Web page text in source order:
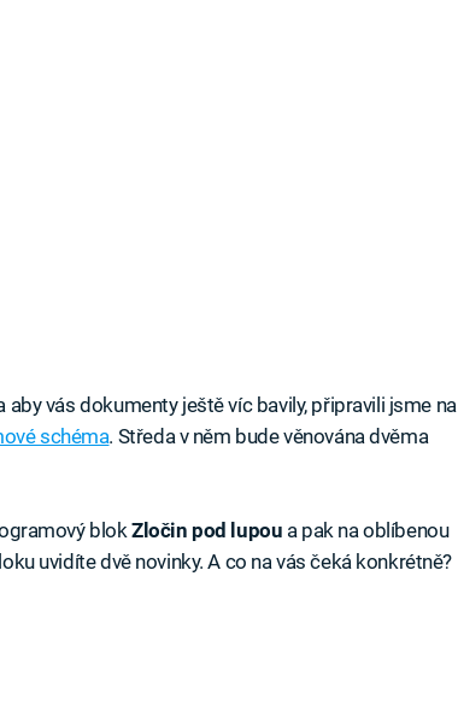
aby vás dokumenty ještě víc bavily, připravili jsme na
schéma. Středa v něm bude věnována dvěma
blokZločin pod lupou a pak na oblíbenou
uvidíte dvě novinky. A co na vás čeká konkrétně?